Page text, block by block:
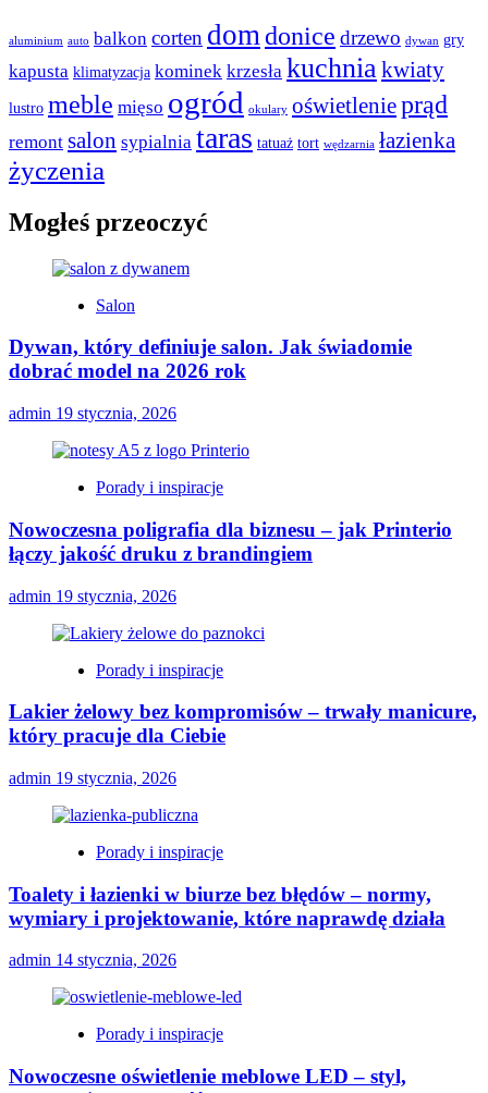
aluminium auto balkon corten dom donice drzewo dywan gry
kapusta klimatyzacja kominek krzesła kuchniakwiaty
lustro meble mięso ogród okulary oświetlenieprąd
remont salon sypialnia taras tatuaż tort wędzarnia łazienka
życzenia
Mogłeś przeoczyć
Salon
Dywan, który definiuje salon. Jak świadomie
dobrać model na 2026 rok
admin 19 stycznia, 2026
Porady i inspiracje
Nowoczesna poligrafia dla biznesu – jak Printerio
łączy jakość druku z brandingiem
admin 19 stycznia, 2026
Porady i inspiracje
Lakier żelowy bez kompromisów – trwały manicure,
który pracuje dla Ciebie
admin 19 stycznia, 2026
Porady i inspiracje
Toalety i łazienki w biurze bez błędów – normy,
wymiary i projektowanie, które naprawdę działa
admin 14 stycznia, 2026
Porady i inspiracje
Nowoczesne oświetlenie meblowe LED – styl,